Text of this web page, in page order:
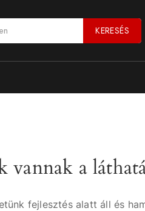
KERESÉS
vannak a
fejlesztés alatt áll és